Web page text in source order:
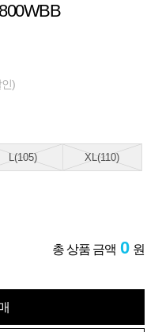
)
L(105) XL(110)
총 상품 금액 0 원